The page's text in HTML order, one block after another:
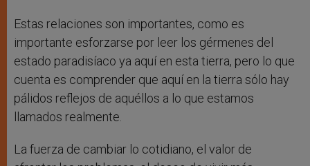
Estas relaciones son importantes, como es
importante esforzarse por leer los gérmenes del
estado paradisíaco ya aquí en esta tierra, pero lo que
cuenta es comprender que aquí en la tierra sólo hay
pálidos reflejos de aquéllos a lo que estamos
llamados realmente.
La fuerza de cambiar lo cotidiano, el valor de